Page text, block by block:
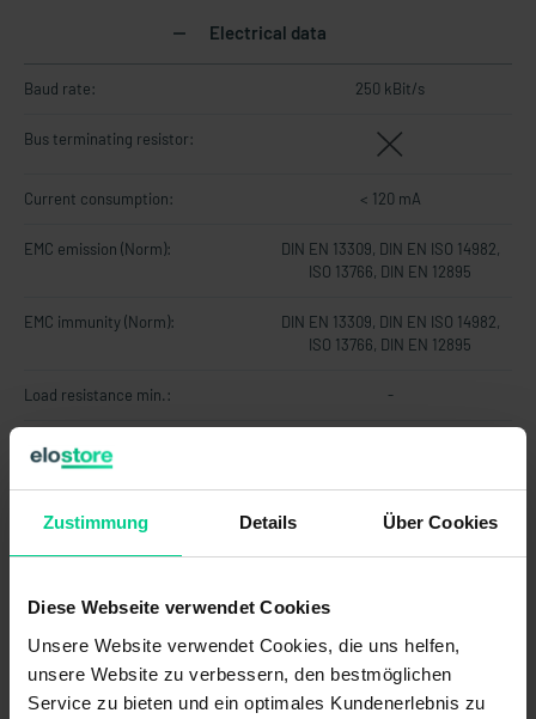
Zustimmung Details Über Cookies
Diese Webseite verwendet Cookies
Unsere Website verwendet Cookies, die uns helfen,
unsere Website zu verbessern, den bestmöglichen
Service zu bieten und ein optimales Kundenerlebnis zu
Electrical data
Baud rate: 250 kBit/s
Bus terminating resistor:
Current consumption: < 120 mA
EMC emission (Norm):
DIN EN 13309, DIN EN ISO 14982,
ISO 13766, DIN EN 12895
EMC immunity (Norm):
DIN EN 13309, DIN EN ISO 14982,
ISO 13766, DIN EN 12895
Load resistance min.: -
Node ID / Source Address:
Operating voltage max.: 36 V DC
Output signal - centre position/zero
position:
-